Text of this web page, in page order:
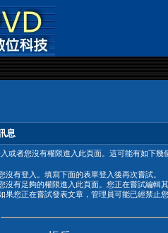
息
或者您沒有權限進入此頁面。這可能有如下幾
沒有登入。填寫下面的表單登入後再次嘗試。
沒有足夠的權限進入此頁面。您正在嘗試編輯
果您正在嘗試發表文章，管理員可能已經禁止